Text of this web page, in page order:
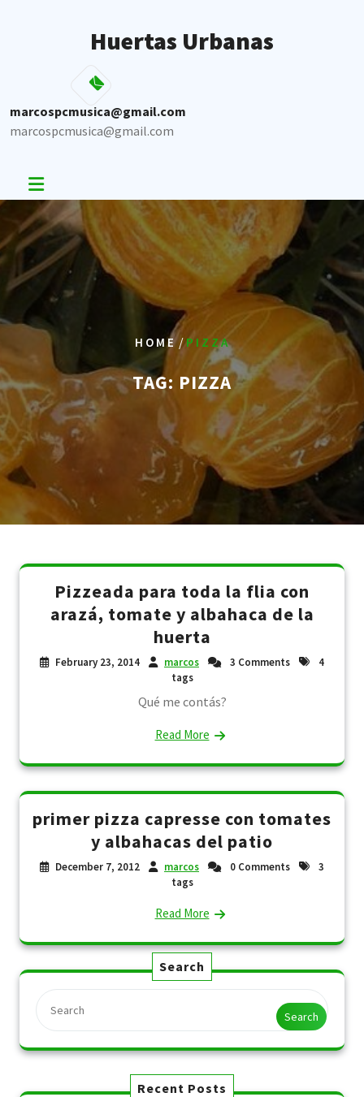
Huertas Urbanas
marcospcmusica@gmail.com
marcospcmusica@gmail.com
HOME/PIZZA
TAG: PIZZA
Pizzeada para toda la flia con
arazá, tomate y albahaca de la
huerta
February 23, 2014 marcos 3 Comments
4
tags
Qué me contás?
Read More
primer pizza capresse con tomates
y albahacas del patio
December 7, 2012 marcos 0 Comments
3
tags
Read More
Search
Search
Recent Posts